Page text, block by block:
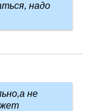
надо
не